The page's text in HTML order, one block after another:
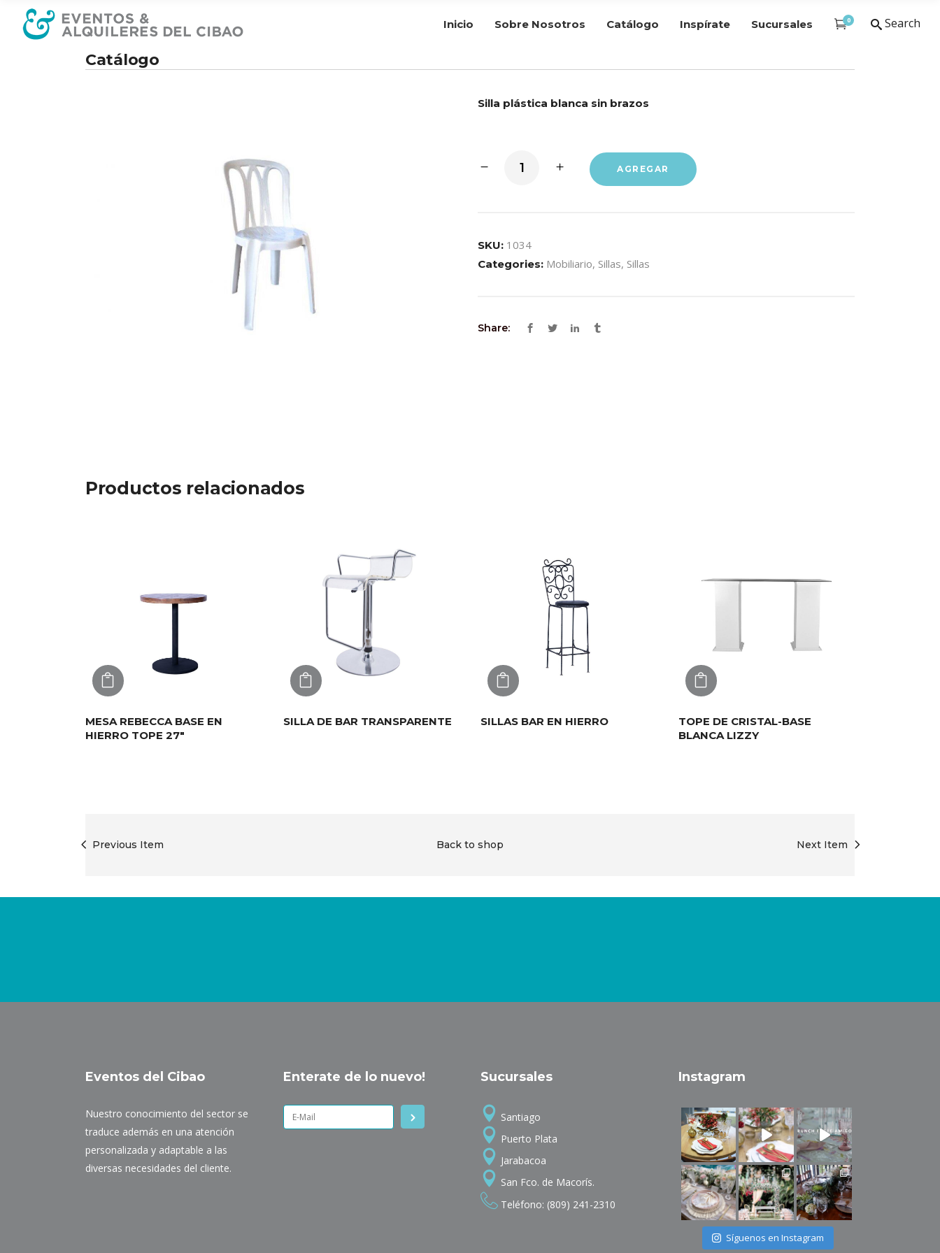
Inicio Sobre Nosotros Catálogo Inspírate Sucursales 0 Search
Catálogo
Silla plástica blanca sin brazos
AGREGAR
SKU: 1034
Categories: Mobiliario, Sillas, Sillas
Share:
Productos relacionados
MESA REBECCA BASE EN
HIERRO TOPE 27″
SILLA DE BAR TRANSPARENTE SILLAS BAR EN HIERRO
TOPE DE CRISTAL-BASE
BLANCA LIZZY
Previous Item Back to shop Next Item
Eventos del Cibao
Nuestro conocimiento del sector se
traduce además en una atención
personalizada y adaptable a las
diversas necesidades del cliente.
Enterate de lo nuevo! Sucursales
Santiago
Puerto Plata
Jarabacoa
San Fco. de Macorís.
Teléfono: (809) 241-2310
Instagram
Síguenos en Instagram